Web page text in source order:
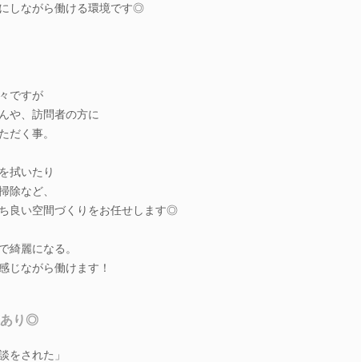
しながら働ける環境です◎
ですが
や、訪問者の方に
だく事。
拭いたり
除など、
良い空間づくりをお任せします◎
綺麗になる。
じながら働けます！
あり◎
をされた」